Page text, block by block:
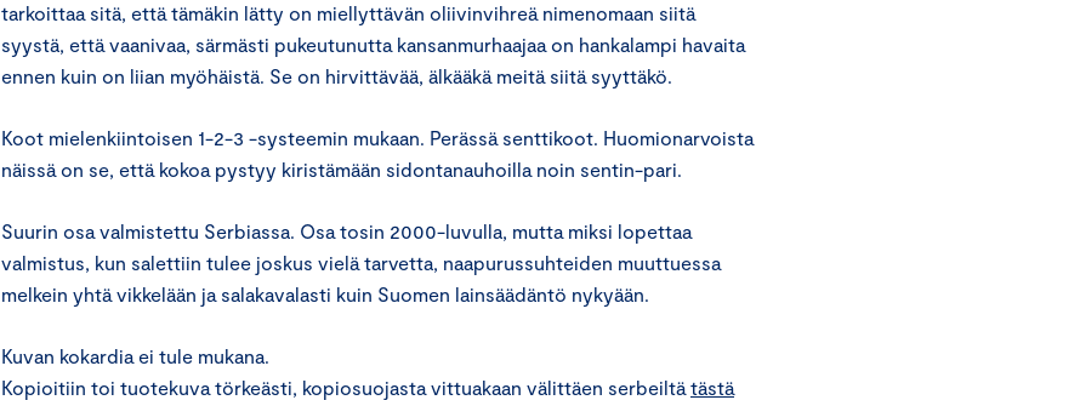
tarkoittaa sitä, että tämäkin lätty on miellyttävän oliivinvihreä nimenomaan siitä
syystä, että vaanivaa, särmästi pukeutunutta kansanmurhaajaa on hankalampi havaita
ennen kuin on liian myöhäistä. Se on hirvittävää, älkääkä meitä siitä syyttäkö.
Koot mielenkiintoisen 1-2-3 -systeemin mukaan. Perässä senttikoot. Huomionarvoista
näissä on se, että kokoa pystyy kiristämään sidontanauhoilla noin sentin-pari.
Suurin osa valmistettu Serbiassa. Osa tosin 2000-luvulla, mutta miksi lopettaa
valmistus, kun salettiin tulee joskus vielä tarvetta, naapurussuhteiden muuttuessa
melkein yhtä vikkelään ja salakavalasti kuin Suomen lainsäädäntö nykyään.
Kuvan kokardia ei tule mukana.
Kopioitiin toi tuotekuva törkeästi, kopiosuojasta vittuakaan välittäen serbeiltä tästä